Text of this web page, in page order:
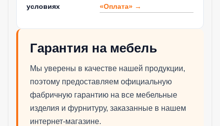
условиях
«Оплата» →
Гарантия на мебель
Мы уверены в качестве нашей продукции,
поэтому предоставляем официальную
фабричную гарантию на все мебельные
изделия и фурнитуру, заказанные в нашем
интернет-магазине.